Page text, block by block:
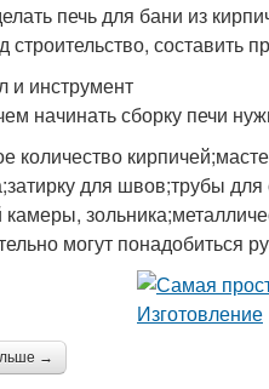
печь для бани из
строительство, составить
и инструмент
начинать сборку печи
количество
для швов;трубы
камеры,
могут понадобиться
→